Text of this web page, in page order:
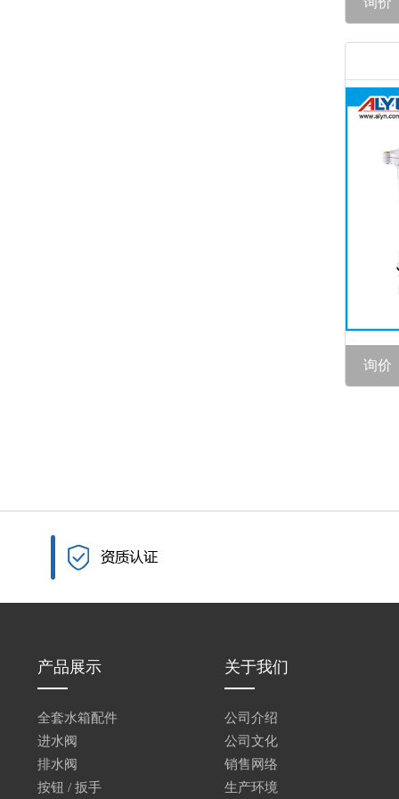
询价
产品展示
全套水箱配件
进水阀
排水阀
按钮 / 扳手
关于我们
公司介绍
公司文化
销售网络
生产环境